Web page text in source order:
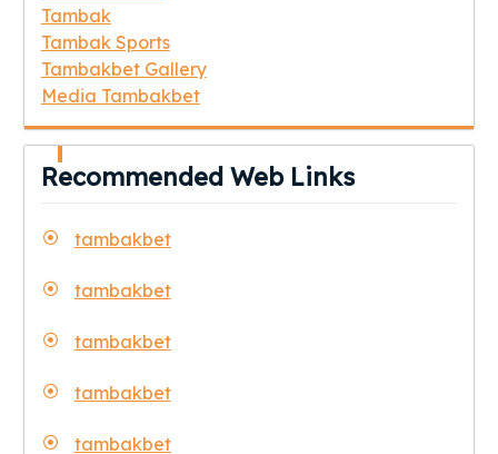
Tambak
Tambak Sports
Tambakbet Gallery
Media Tambakbet
Recommended Web Links
tambakbet
tambakbet
tambakbet
tambakbet
tambakbet